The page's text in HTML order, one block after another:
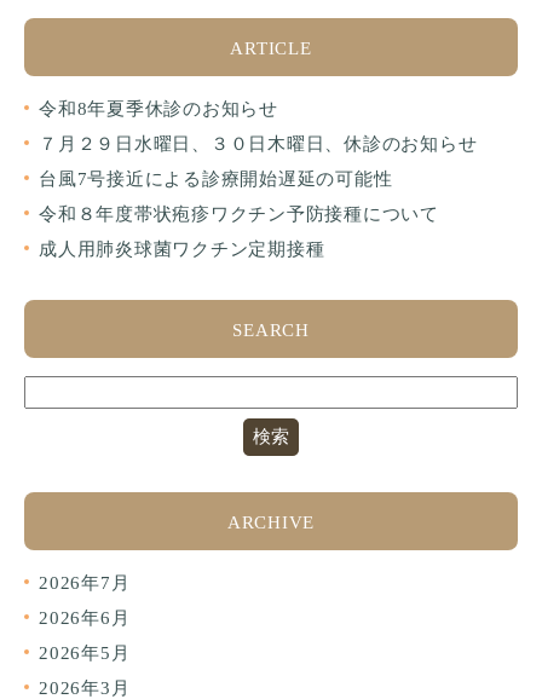
ARTICLE
令和8年夏季休診のお知らせ
７月２９日水曜日、３０日木曜日、休診のお知らせ
台風7号接近による診療開始遅延の可能性
令和８年度帯状疱疹ワクチン予防接種について
成人用肺炎球菌ワクチン定期接種
SEARCH
ARCHIVE
2026年7月
2026年6月
2026年5月
2026年3月